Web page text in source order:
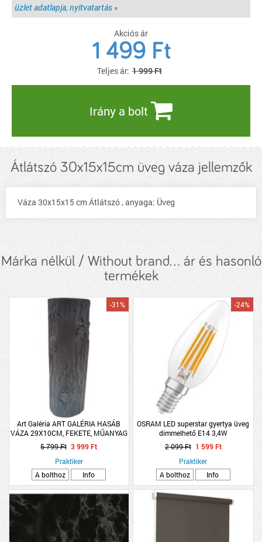
üzlet adatlapja, nyitvatartás »
Akciós ár
1 499 Ft
Teljes ár: 1 999 Ft
Irány a bolt
Átlátszó 30x15x15cm üveg váza jellemzők
Váza 30x15x15 cm Átlátszó , anyaga: Üveg
Márka nélkül / Without brand... ár és hasonló
termékek
Art Galéria ART GALÉRIA HASÁB
VÁZA 29X10CM, FEKETE, MŰANYAG
-31%
5 799 Ft 3 999 Ft
Praktiker
A bolthoz
Info
OSRAM LED superstar gyertya üveg
dimmelhető E14 3,4W
-24%
2 099 Ft 1 599 Ft
Praktiker
A bolthoz
Info